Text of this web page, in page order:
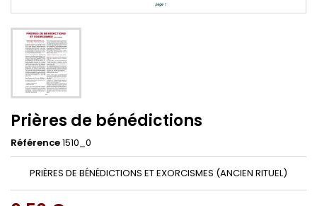
Prières de bénédictions
Référence1510_0
PRIÈRES DE BÉNÉDICTIONS ET EXORCISMES (ANCIEN RITUEL)